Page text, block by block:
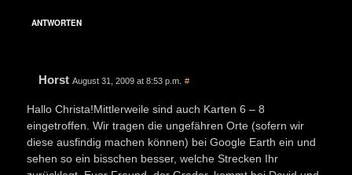
ANTWORTEN
Horst August 31, 2009 at 8:53 p.m. #
Hallo Christa!Mittlerweile sind auch Karten 6 – 8
eingetroffen. Wir tragen die ungefähren Orte (sofern wir
diese ausfindig machen können) bei Google Earth ein und
sehen so ein bisschen besser, welche Strecken Ihr